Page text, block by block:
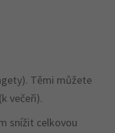
Těmi můžete
večeři).
snížit celkovou